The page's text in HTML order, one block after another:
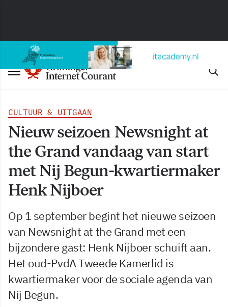
CULTUUR & UITGAAN
Nieuw seizoen Newsnight at
the Grand vandaag van start
met Nij Begun-kwartiermaker
Henk Nijboer
Op 1 september begint het nieuwe seizoen
van Newsnight at the Grand met een
bijzondere gast: Henk Nijboer schuift aan.
Het oud-PvdA Tweede Kamerlid is
kwartiermaker voor de sociale agenda van
Nij Begun.